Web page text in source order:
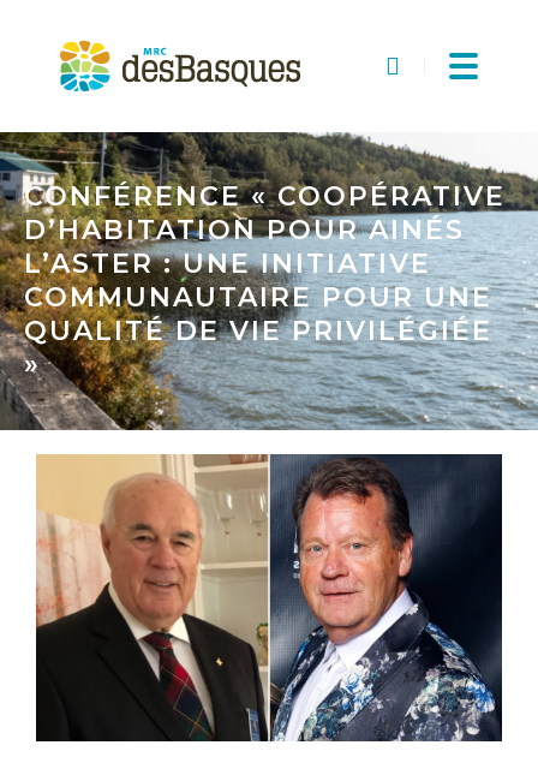
des
Basques
Recherche
CONFÉRENCE « COOPÉRATIVE
D’HABITATION POUR AINÉS
L’ASTER : UNE INITIATIVE
COMMUNAUTAIRE POUR UNE
QUALITÉ DE VIE PRIVILÉGIÉE
»